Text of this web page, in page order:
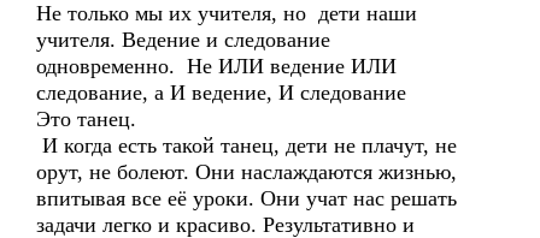
Не только мы их учителя, но дети наши
учителя. Ведение и следование
одновременно. Не ИЛИ ведение ИЛИ
следование, а И ведение, И следование
Это танец.
И когда есть такой танец, дети не плачут, не
орут, не болеют. Они наслаждаются жизнью,
впитывая все её уроки. Они учат нас решать
задачи легко и красиво. Результативно и